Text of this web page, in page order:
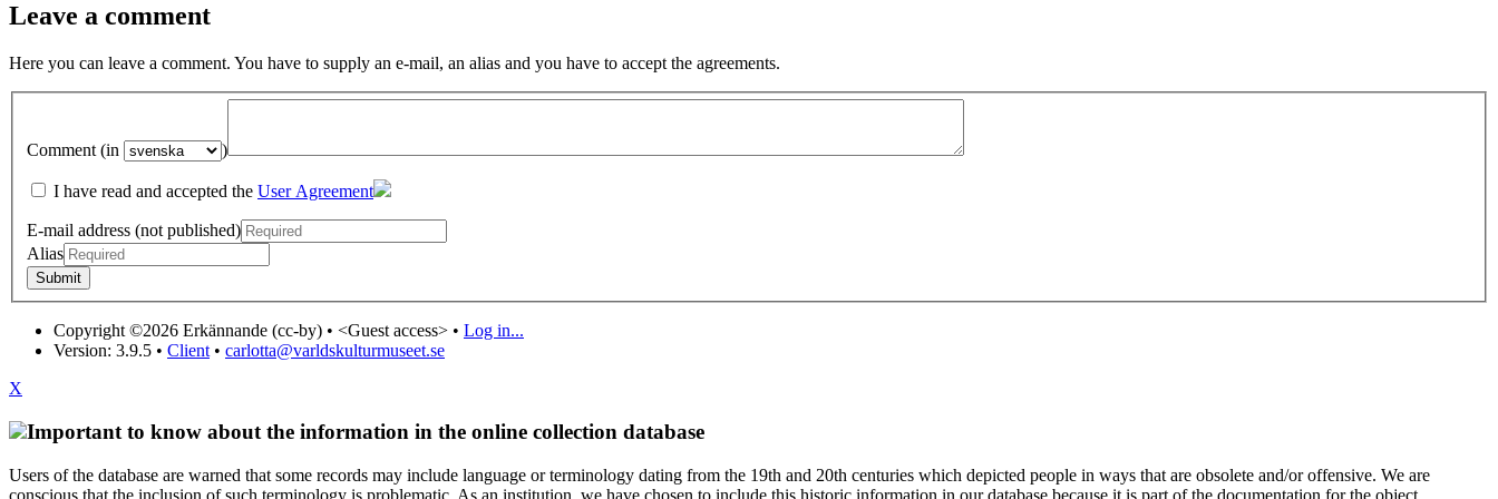
Leave a comment
Here you can leave a comment. You have to supply an e-mail, an alias and you have to accept the agreements.
Comment (in )
I have read and accepted the User Agreement
E-mail address (not published)
Alias
Copyright ©2026 Erkännande (cc-by) • <Guest access> • Log in...
Version: 3.9.5 • Client• carlotta@varldskulturmuseet.se
X
Important to know about the information in the online collection database
Users of the database are warned that some records may include language or terminology dating from the 19th and 20th centuries which depicted people in ways that are obsolete and/or offensive. We are
conscious that the inclusion of such terminology is problematic. As an institution, we have chosen to include this historic information in our database because it is part of the documentation for the object,